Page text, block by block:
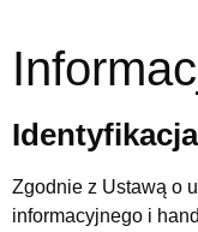
Zgodnie z Ustawą o
informacyjnego i